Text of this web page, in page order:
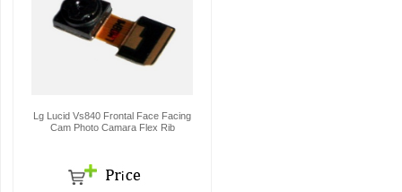
Lg Lucid Vs840 Frontal Face Facing
Cam Photo Camara Flex Rib